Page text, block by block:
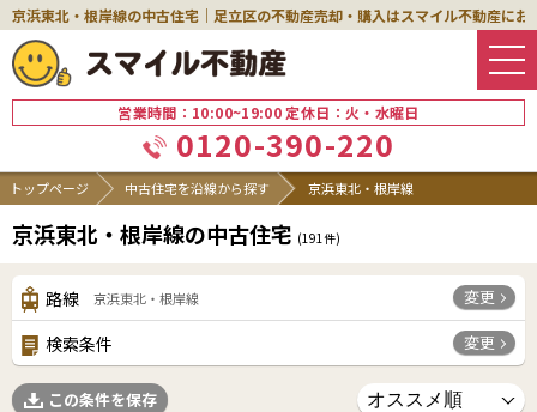
京浜東北・根岸線の中古住宅｜足立区の不動産売却・購入はスマイル不動産にお
営業時間：10:00~19:00 定休日：火・水曜日
0120-390-220
トップページ 中古住宅を沿線から探す 京浜東北・根岸線
京浜東北・根岸線の中古住宅 (191件)
路線 京浜東北・根岸線 変更
検索条件 変更
この条件を保存